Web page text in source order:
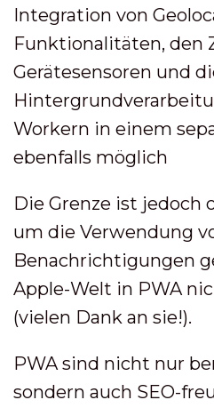
Integration von
Funktionalitäten, den
Gerätesensoren und
Workern in einem
ebenfalls möglich
Die Grenze ist jedoch
um die Verwendung
Benachrichtigungen
Apple-Welt in PWA
(vielen Dank an sie!).
PWA sind nicht nur
sondern auch SEO-